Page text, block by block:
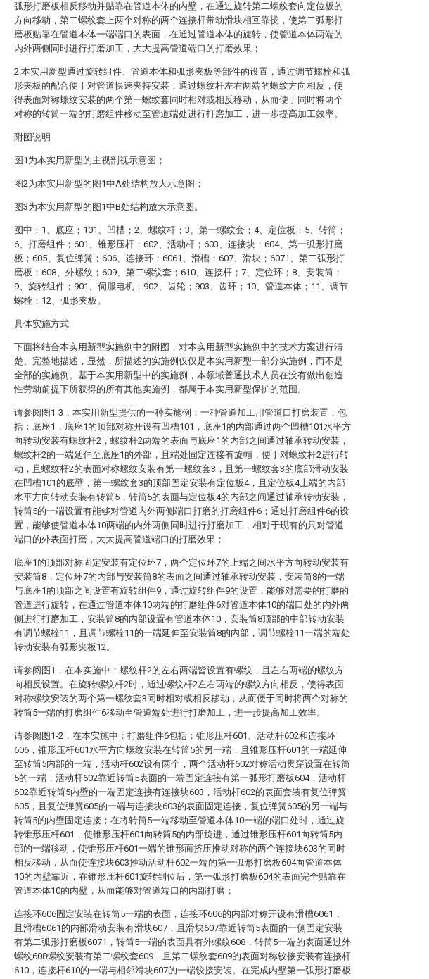
弧形打磨板相反移动并贴靠在管道本体的内壁，在通过旋转第二螺纹套向定位板的
方向移动，第二螺纹套上两个对称的两个连接杆带动滑块相互靠拢，使第二弧形打
磨板贴靠在管道本体一端端口的表面，在通过管道本体的旋转，使管道本体两端的
内外两侧同时进行打磨加工，大大提高管道端口的打磨效果；
2.本实用新型通过旋转组件、管道本体和弧形夹板等部件的设置，通过调节螺栓和弧
形夹板的配合便于对管道快速夹持安装，通过螺纹杆左右两端的螺纹方向相反，使
得表面对称螺纹安装的两个第一螺纹套同时相对或相反移动，从而便于同时将两个
对称的转筒一端的打磨组件移动至管道端处进行打磨加工，进一步提高加工效率。
附图说明
图1为本实用新型的主视剖视示意图；
图2为本实用新型的图1中A处结构放大示意图；
图3为本实用新型的图1中B处结构放大示意图。
图中：1、底座；101、凹槽；2、螺纹杆；3、第一螺纹套；4、定位板；5、转筒；
6、打磨组件；601、锥形压杆；602、活动杆；603、连接块；604、第一弧形打磨
板；605、复位弹簧；606、连接环；6061、滑槽；607、滑块；6071、第二弧形打
磨板；608、外螺纹；609、第二螺纹套；610、连接杆；7、定位环；8、安装筒；
9、旋转组件；901、伺服电机；902、齿轮；903、齿环；10、管道本体；11、调节
螺栓；12、弧形夹板。
具体实施方式
下面将结合本实用新型实施例中的附图，对本实用新型实施例中的技术方案进行清
楚、完整地描述，显然，所描述的实施例仅仅是本实用新型一部分实施例，而不是
全部的实施例。基于本实用新型中的实施例，本领域普通技术人员在没有做出创造
性劳动前提下所获得的所有其他实施例，都属于本实用新型保护的范围。
请参阅图1-3，本实用新型提供的一种实施例：一种管道加工用管道口打磨装置，包
括：底座1，底座1的顶部对称开设有凹槽101，底座1的内部通过两个凹槽101水平方
向转动安装有螺纹杆2，螺纹杆2两端的表面与底座1的内部之间通过轴承转动安装，
螺纹杆2的一端延伸至底座1的外部，且端处固定连接有旋帽，便于对螺纹杆2进行转
动，且螺纹杆2的表面对称螺纹安装有第一螺纹套3，且第一螺纹套3的底部滑动安装
在凹槽101的底壁，第一螺纹套3的顶部固定安装有定位板4，且定位板4上端的内部
水平方向转动安装有转筒5，转筒5的表面与定位板4的内部之间通过轴承转动安装，
转筒5的一端设置有能够对管道内外两侧端口打磨的打磨组件6；通过打磨组件6的设
置，能够使管道本体10两端的内外两侧同时进行打磨加工，相对于现有的只对管道
端口的外表面打磨，大大提高管道端口的打磨效果；
底座1的顶部对称固定安装有定位环7，两个定位环7的上端之间水平方向转动安装有
安装筒8，定位环7的内部与安装筒8的表面之间通过轴承转动安装，安装筒8的一端
与底座1的顶部之间设置有旋转组件9，通过旋转组件9的设置，能够对需要的打磨的
管道进行旋转，在通过管道本体10两端的打磨组件6对管道本体10的端口处的内外两
侧进行打磨加工，安装筒8的内部设置有管道本体10，安装筒8顶部的中部转动安装
有调节螺栓11，且调节螺栓11的一端延伸至安装筒8的内部，调节螺栓11一端的端处
转动安装有弧形夹板12。
请参阅图1，在本实施中：螺纹杆2的左右两端皆设置有螺纹，且左右两端的螺纹方
向相反设置。在旋转螺纹杆2时，通过螺纹杆2左右两端的螺纹方向相反，使得表面
对称螺纹安装的两个第一螺纹套3同时相对或相反移动，从而便于同时将两个对称的
转筒5一端的打磨组件6移动至管道端处进行打磨加工，进一步提高加工效率。
请参阅图1-2，在本实施中：打磨组件6包括：锥形压杆601、活动杆602和连接环
606，锥形压杆601水平方向螺纹安装在转筒5的另一端，且锥形压杆601的一端延伸
至转筒5内部的一端，活动杆602设有两个，两个活动杆602对称活动贯穿设置在转筒
5的一端，活动杆602靠近转筒5表面的一端固定连接有第一弧形打磨板604，活动杆
602靠近转筒5内壁的一端固定连接有连接块603，活动杆602的表面套装有复位弹簧
605，且复位弹簧605的一端与连接块603的表面固定连接，复位弹簧605的另一端与
转筒5的内壁固定连接；在将转筒5一端移动至管道本体10一端的端口处时，通过旋
转锥形压杆601，使锥形压杆601向转筒5的内部旋进，通过锥形压杆601向转筒5内
部的一端移动，使锥形压杆601一端的锥形面挤压推动对称的两个连接块603的同时
相反移动，从而使连接块603推动活动杆602一端的第一弧形打磨板604向管道本体
10的内壁靠近，在锥形压杆601旋转到位后，第一弧形打磨板604的表面完全贴靠在
管道本体10的内壁，从而能够对管道端口的内部打磨；
连接环606固定安装在转筒5一端的表面，连接环606的内部对称开设有滑槽6061，
且滑槽6061的内部滑动安装有滑块607，且滑块607靠近转筒5表面的一侧固定安装
有第二弧形打磨板6071，转筒5一端的表面具有外螺纹608，转筒5一端的表面通过外
螺纹608螺纹安装有第二螺纹套609，且第二螺纹套609的表面对称铰接安装有连接杆
610，连接杆610的一端与相邻滑块607的一端铰接安装。在完成内壁第一弧形打磨板